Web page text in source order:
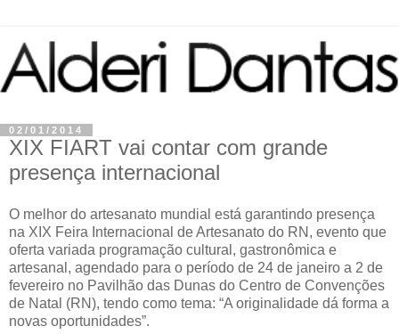
02/01/2014
XIX FIART vai contar com grande
presença internacional
O melhor do artesanato mundial está garantindo presença
na XIX Feira Internacional de Artesanato do RN, evento que
oferta variada programação cultural, gastronômica e
artesanal, agendado para o período de 24 de janeiro a 2 de
fevereiro no Pavilhão das Dunas do Centro de Convenções
de Natal (RN), tendo como tema: “A originalidade dá forma a
novas oportunidades”.